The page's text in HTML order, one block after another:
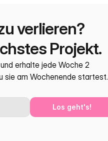
verlieren?
Projekt.
erhalte jede Woche 2
sie am Wochenende startest.
Los geht's!